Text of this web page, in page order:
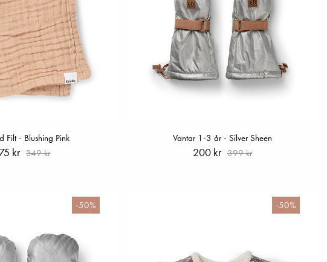
Filt - Blushing Pink
kr 349 kr
Vantar 1-3 år - Silver Sheen
200 kr 399 kr
-50% -50%